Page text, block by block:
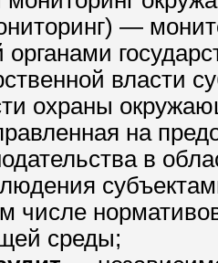
—
власти
охраны
на
в
числе
среды;